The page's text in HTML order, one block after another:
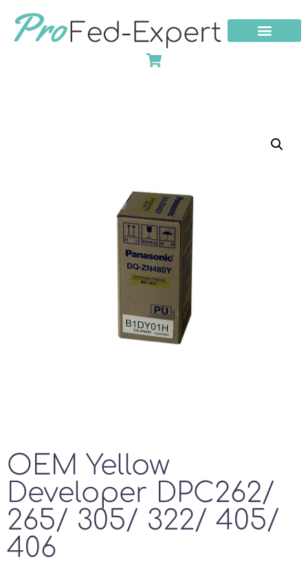
OEM Yellow
Developer DPC262/
265/ 305/ 322/ 405/
406